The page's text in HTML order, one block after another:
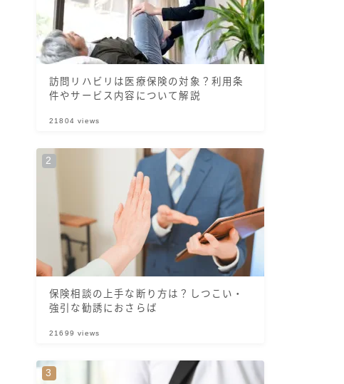
訪問リハビリは医療保険の対象？利用条
件やサービス内容について解説
21804 views
保険相談の上手な断り方は？しつこい・
強引な勧誘におさらば
21699 views